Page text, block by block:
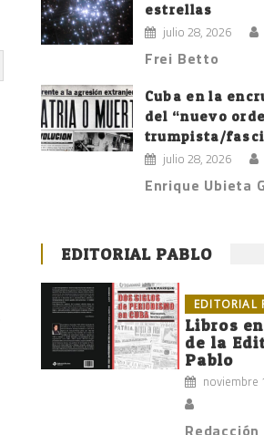
estrellas
julio 28, 2026
Frei Betto
Cuba en la
del “nuevo
trumpista/
julio 28, 2026
Enrique Ubieta
EDITORIAL PABLO
EDITORIAL
Libros
de la
Pablo
noviembre